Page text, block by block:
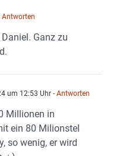
Antworten
Ganz zu
um 12:53 Uhr - Antworten
Millionen in
ein 80 Milionstel
so wenig, er wird